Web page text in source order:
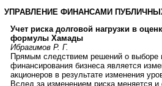
УПРАВЛЕНИЕ ФИНАНСАМИ
Учет риска долговой нагрузки в
формулы Хамады
Ибрагимов Р. Г.
Прямым следствием решений о выборе
финансирования бизнеса является
акционеров в результате изменения
Вслед за изменением риска меняется и